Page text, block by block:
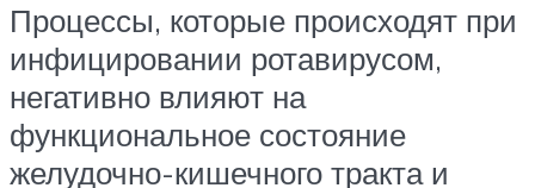
Процессы, которые происходят при
инфицировании ротавирусом,
негативно влияют на
функциональное состояние
желудочно-кишечного тракта и